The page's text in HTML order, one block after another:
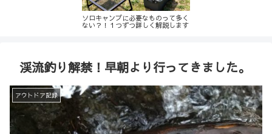
ソロキャンプに必要なものって多く
ない？！１つずつ詳しく解説します
渓流釣り解禁！早朝より行ってきました。
アウトドア記録